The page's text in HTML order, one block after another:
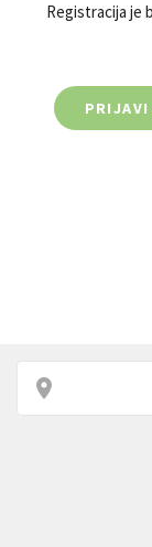
Registracija je
PRIJAVI